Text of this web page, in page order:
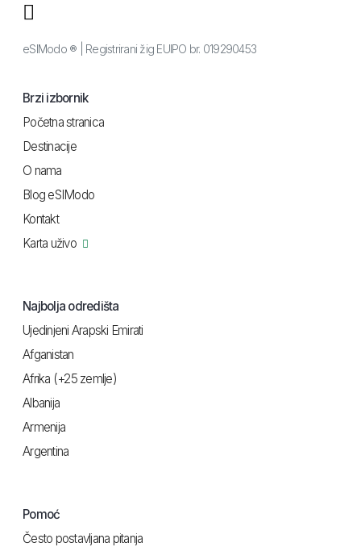
eSIModo ® | Registrirani žig EUIPO br. 019290453
Brzi izbornik
Početna stranica
Destinacije
O nama
Blog eSIModo
Kontakt
Karta uživo
Najbolja odredišta
Ujedinjeni Arapski Emirati
Afganistan
Afrika (+25 zemlje)
Albanija
Armenija
Argentina
Pomoć
Često postavljana pitanja